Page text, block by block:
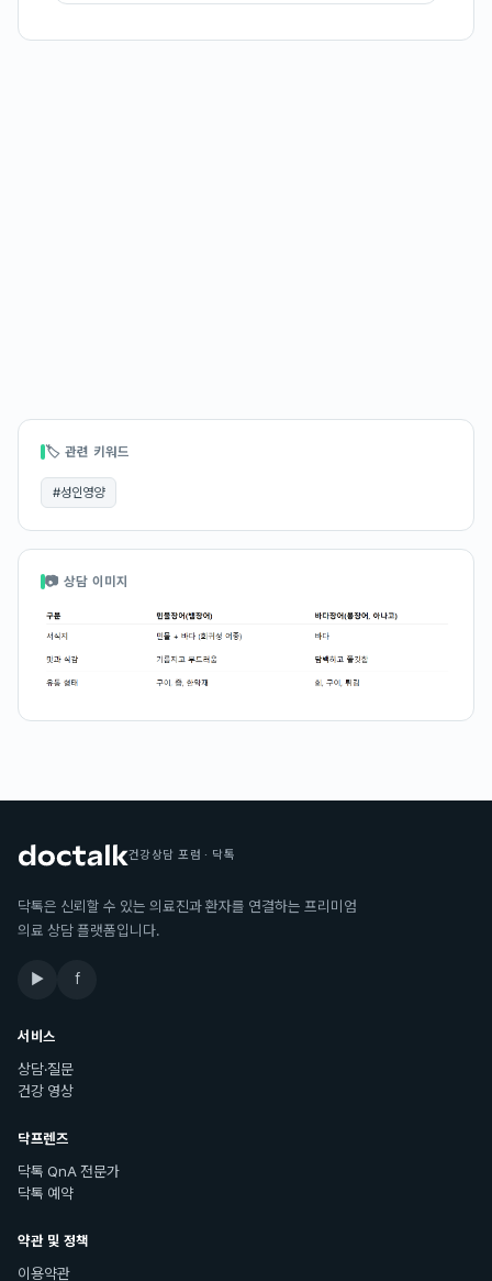
🏷 관련 키워드
#성인영양
📷 상담 이미지
건강상담 포럼 · 닥톡
닥톡은 신뢰할 수 있는 의료진과 환자를 연결하는 프리미엄
의료 상담 플랫폼입니다.
▶ f
서비스
상담·질문
건강 영상
닥프렌즈
닥톡 QnA 전문가
닥톡 예약
약관 및 정책
이용약관